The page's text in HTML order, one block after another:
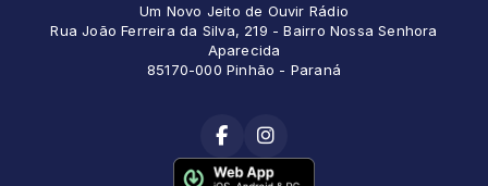
Um Novo Jeito de Ouvir Rádio
Rua João Ferreira da Silva, 219 - Bairro Nossa Senhora
Aparecida
85170-000 Pinhão - Paraná